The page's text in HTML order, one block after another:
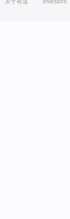
关于有道 Investors